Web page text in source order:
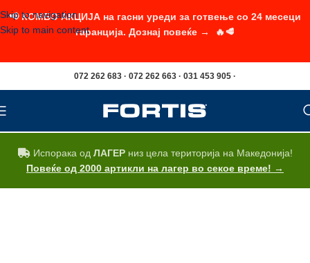
Skip to navigation
Skip to main content
072 262 683 · 072 262 663 · 031 453 905 ·
Испорака од ЛАГЕРниз цела територија на Македонија!
Повеќе од 2000 артикли на лагер во секое време! →
📢 КОМБО АКЦИЈА на гасни уреди за готвење со 24 месеци
гаранција. Дознај повеќе → 🔥🥩